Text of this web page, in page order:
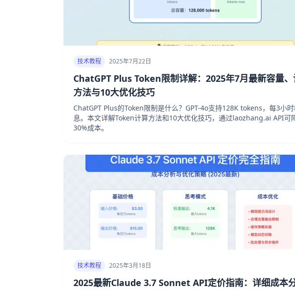
技术教程 2025年7月22日
ChatGPT Plus Token限制详解：2025年7月最新容量
方法与10大优化技巧
ChatGPT Plus的Token限制是什么？GPT-4o支持128K tokens，每3小
息。本文详解Token计算方法和10大优化技巧，通过laozhang.ai API可
30%成本。
技术教程 2025年3月18日
2025最新Claude 3.7 Sonnet API定价指南：详细成本